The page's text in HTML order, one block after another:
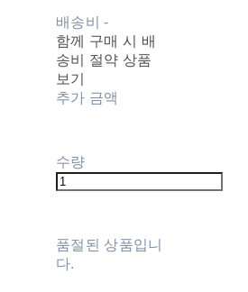
배송비-
함께 구매 시 배
송비 절약 상품
보기
추가 금액
수량
품절된 상품입니
다.